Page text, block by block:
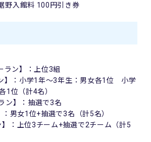
野入館料 100円引き券
ラン】：上位3組
】：小学1年～3年生：男女各1位 小学
1位（計4名）
ン】：抽選で3名
：男女1位+抽選で3名（計5名）
】：上位3チーム+抽選で2チーム（計5